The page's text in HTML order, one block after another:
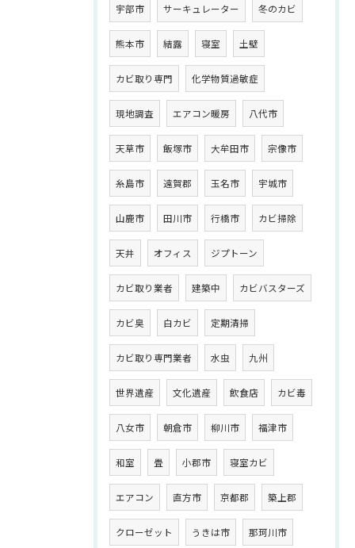
宇部市 サーキュレーター 冬のカビ
熊本市 結露 寝室 土壁
カビ取り専門 化学物質過敏症
現地調査 エアコン暖房 八代市
天草市 飯塚市 大牟田市 宗像市
糸島市 遠賀郡 玉名市 宇城市
山鹿市 田川市 行橋市 カビ掃除
天井 オフィス ジプトーン
カビ取り業者 建築中 カビバスターズ
カビ臭 白カビ 定期清掃
カビ取り専門業者 水虫 九州
世界遺産 文化遺産 飲食店 カビ毒
八女市 朝倉市 柳川市 福津市
和室 畳 小郡市 寝室カビ
エアコン 直方市 京都郡 築上郡
クローゼット うきは市 那珂川市